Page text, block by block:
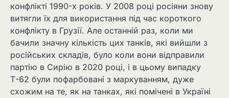
конфлікті 1990-х років. У 2008 році росіяни знову
витягли їх для використання під час короткого
конфлікту в Грузії. Але останній раз, коли ми
бачили значну кількість цих танків, які вийшли з
російських складів, було коли вони відправили
партію в Сирію в 2020 році, і в цьому випадку
Т-62 були пофарбовані з маркуванням, дуже
схожим на те, як на танках, які помічені в Україні